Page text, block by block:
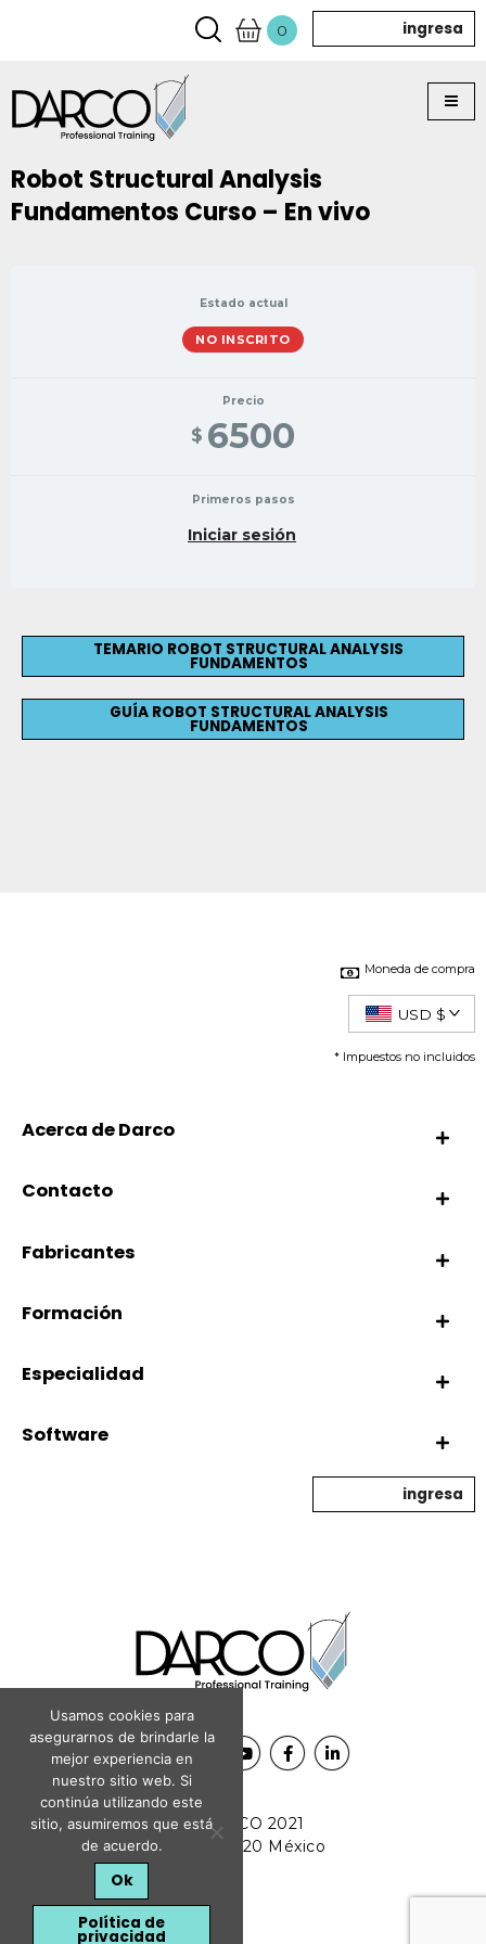
0 ingresa
Robot Structural Analysis
Fundamentos Curso – En vivo
Estado actual
NO INSCRITO
Precio
$ 6500
Primeros pasos
Iniciar sesión
TEMARIO ROBOT STRUCTURAL ANALYSIS
FUNDAMENTOS
GUÍA ROBOT STRUCTURAL ANALYSIS
FUNDAMENTOS
© DARCO 2021
CDMX, 11520 México
Moneda de compra
USD $
* Impuestos no incluidos
Acerca de Darco
Contacto
Fabricantes
Formación
Especialidad
Software
ingresa
Usamos cookies para
asegurarnos de brindarle la
mejor experiencia en
nuestro sitio web. Si
continúa utilizando este
sitio, asumiremos que está
de acuerdo.
Ok
Política de
privacidad